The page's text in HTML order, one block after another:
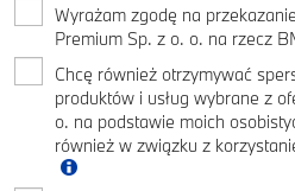
Wyrażam zgodę na
Premium Sp. z o. o. na rzecz
Chcę również otrzymywać
produktów i usług wybrane z
o. na podstawie moich
również w związku z